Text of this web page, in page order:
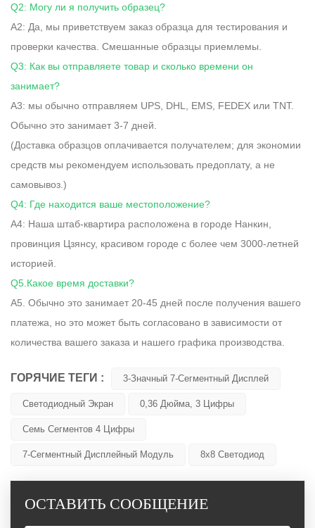
Q2: Могу ли я получить образец?
A2: Да, мы приветствуем заказ образца для тестирования и
проверки качества. Смешанные образцы приемлемы.
Q3: Как вы отправляете товар и сколько времени он
занимает?
A3: мы обычно отправляем UPS, DHL, EMS, FEDEX или TNT.
Обычно это занимает 3-7 дней.
(Доставка образцов оплачивается получателем; для экономии
средств мы рекомендуем использовать предоплату, а не
самовывоз.)
Q4: Где находится ваше местоположение?
A4: Наша штаб-квартира расположена в городе Нанкин,
провинция Цзянсу, красивом городе с более чем 3000-летней
историей.
Q5.Какое время доставки?
A5. Обычно это занимает 20-45 дней после получения вашего
платежа, но это может быть согласовано в зависимости от
количества вашего заказа и нашего графика производства.
ГОРЯЧИЕ ТЕГИ : 3-Значный 7-Сегментный Дисплей
Светодиодный Экран 0,36 Дюйма, 3 Цифры
Семь Сегментов 4 Цифры
7-Сегментный Дисплейный Модуль 8x8 Светодиод
ОСТАВИТЬ СООБЩЕНИЕ